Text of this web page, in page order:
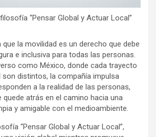
“Pensar Global y Actuar Local”
la movilidad es un derecho que debe
e inclusiva para todas las personas.
como México, donde cada trayecto
son distintos, la compañía impulsa
a la realidad de las personas,
quede atrás en el camino hacia una
y amigable con el medioambiente.
“Pensar Global y Actuar Local”,